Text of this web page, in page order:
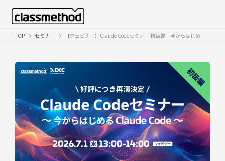
TOP セミナー 【ウェビナー】Claude Codeセミナー 初級編｜今からはじめるClaude Code